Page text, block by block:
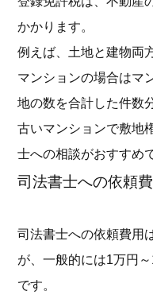
かかります。
例えば、土地と建物両
マンションの場合はマ
地の数を合計した件数
古いマンションで敷地
士への相談がおすすめ
司法書士への依頼
司法書士への依頼費用
が、一般的には1万円
です。